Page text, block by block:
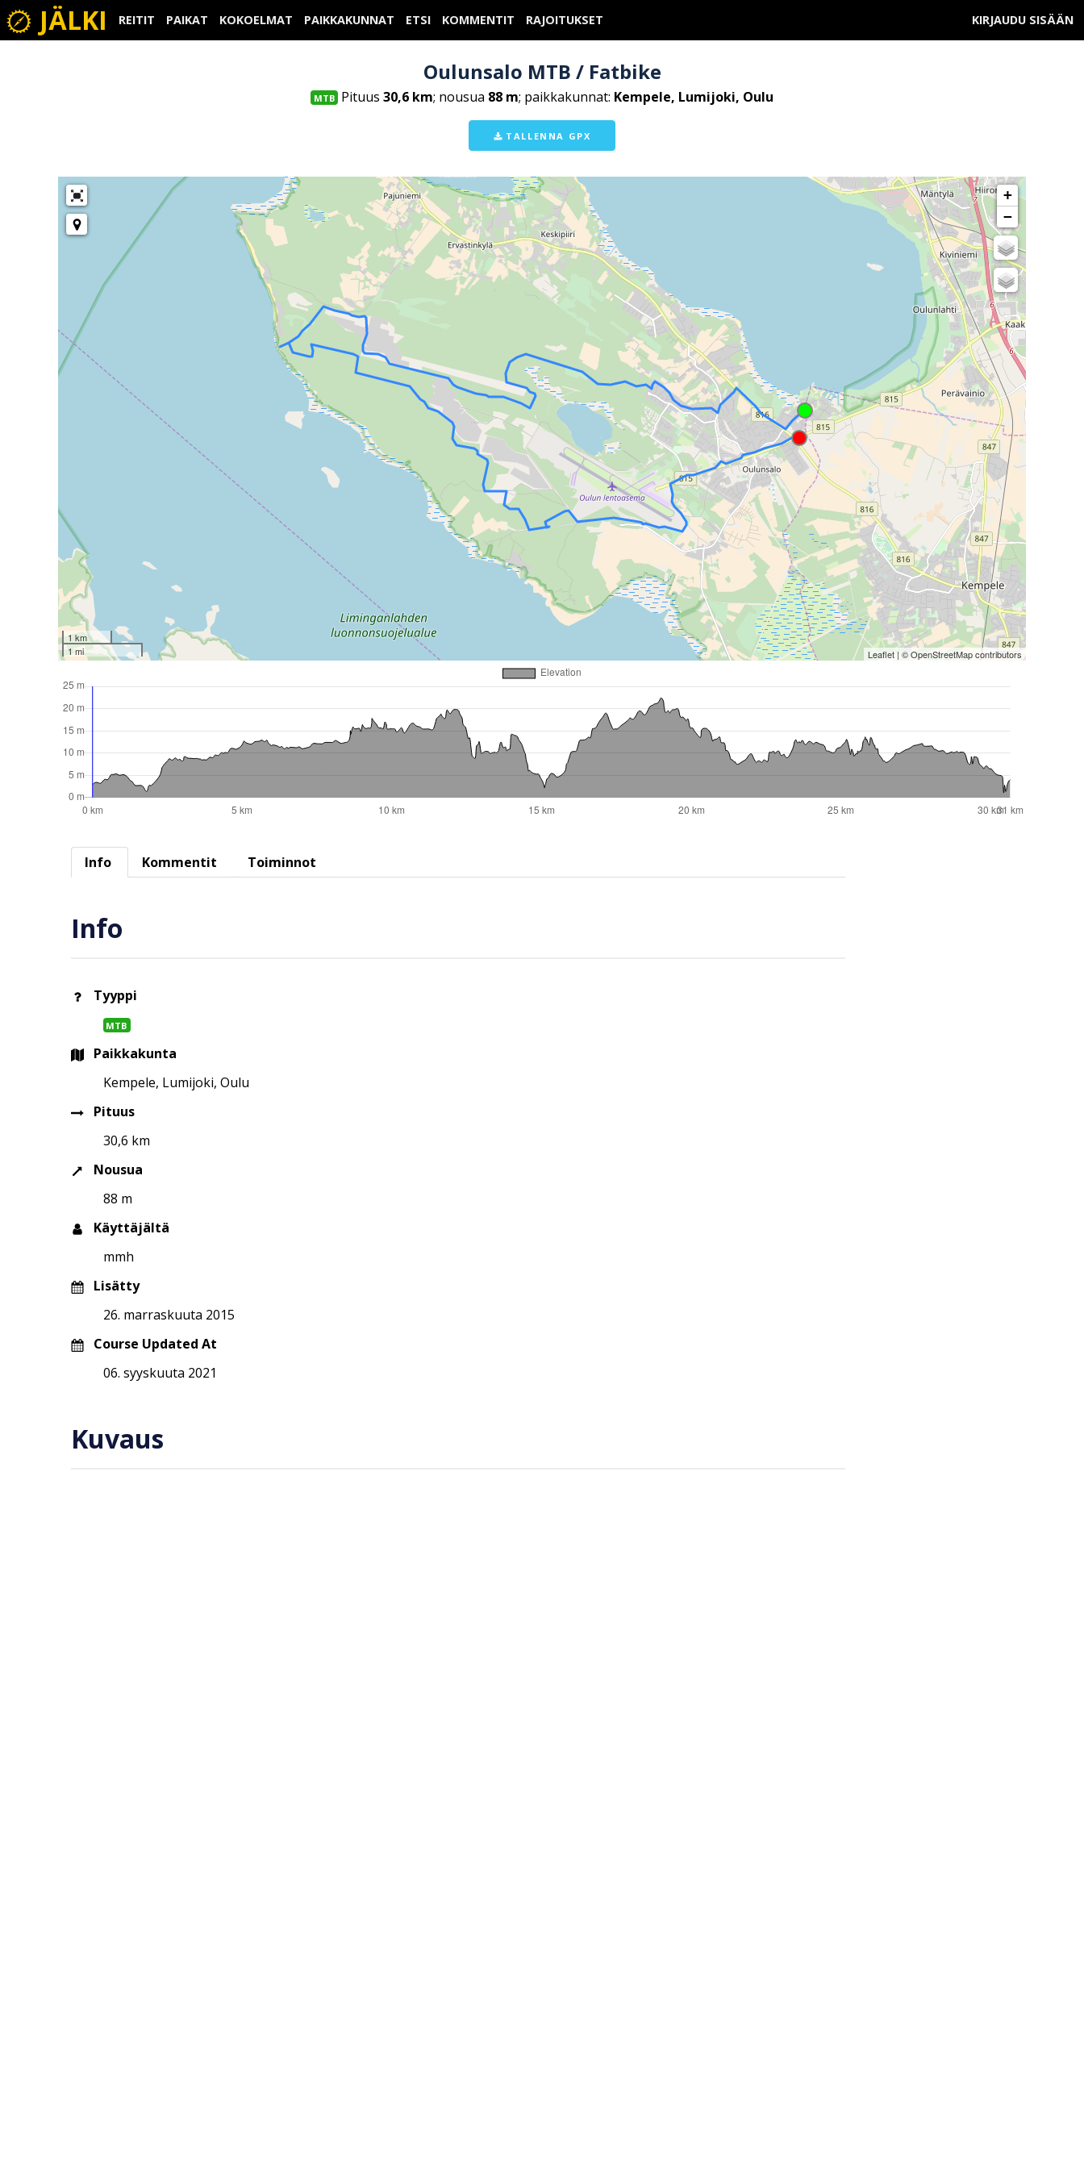
JÄLKI REITIT PAIKAT KOKOELMAT PAIKKAKUNNAT ETSI KOMMENTIT RAJOITUKSET KIRJAUDU SISÄÄN
Oulunsalo MTB / Fatbike
MTB Pituus 30,6 km; nousua 88 m; paikkakunnat: Kempele, Lumijoki, Oulu
TALLENNA GPX
+
−
1 km
1 mi
Leaflet | ©OpenStreetMapcontributors
Info Kommentit Toiminnot
Info
Tyyppi
MTB
Paikkakunta
Kempele, Lumijoki, Oulu
Pituus
30,6 km
Nousua
88 m
Käyttäjältä
mmh
Lisätty
26. marraskuuta 2015
Course Updated At
06. syyskuuta 2021
Kuvaus